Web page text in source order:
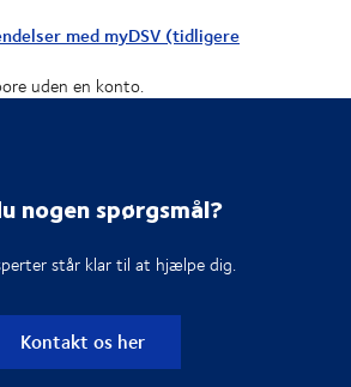
med myDSV (tidligere
uden en konto.
nogen spørgsmål?
står klar til at hjælpe dig.
Kontakt os her